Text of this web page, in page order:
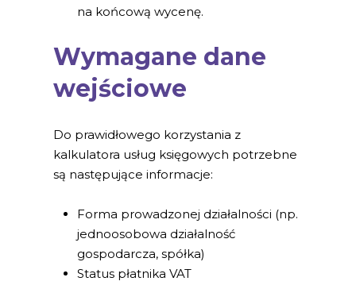
na końcową wycenę.
Wymagane dane
wejściowe
Do prawidłowego korzystania z
kalkulatora usług księgowych potrzebne
są następujące informacje:
Forma prowadzonej działalności (np.
jednoosobowa działalność
gospodarcza, spółka)
Status płatnika VAT